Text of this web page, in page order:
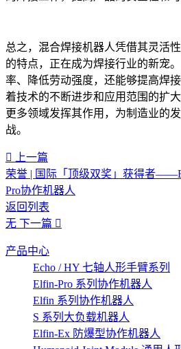
总之，混合焊接机器人凭借其灵活
的特点，正在成为焊接行业的新宠
率、降低劳动强度，还能够提高焊
着技术的不断进步和应用范围的扩
更多领域发挥其作用，为制造业的
战。‍
上一篇
荣誉 | 国际「顶级双奖」获得者
Pro协作机器人
返回列表
无 下一篇
产品中心
Echo / HY 七轴人形手臂系列
Elfin-Pro 系列协作机器人
Elfin 系列协作机器人
S 系列大负载机器人
Elfin-Ex 防爆型协作机器人